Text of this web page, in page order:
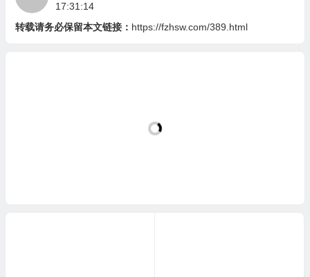
17:31:14
转载请务必保留本文链接： https://fzhsw.com/389.html